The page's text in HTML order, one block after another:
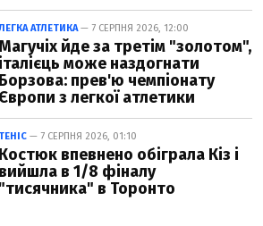
АТЛЕТИКА— 7 СЕРПНЯ 2026, 12:00
Магучіх йде за третім "золотом",
італієць може наздогнати
Борзова: прев'ю чемпіонату
Європи з легкої атлетики
ТЕНІС — 7 СЕРПНЯ 2026, 01:10
Костюк впевнено обіграла Кіз і
вийшла в 1/8 фіналу
"тисячника" в Торонто